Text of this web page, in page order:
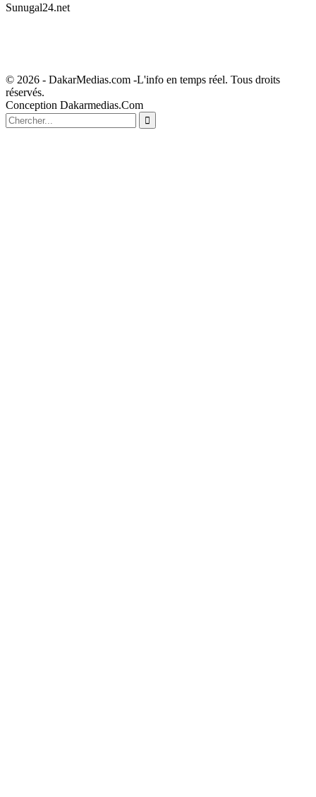
Sunugal24.net
© 2026 - DakarMedias.com -L'info en temps réel. Tous droits
réservés.
Conception Dakarmedias.Com